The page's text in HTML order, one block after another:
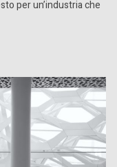
per un’industria che